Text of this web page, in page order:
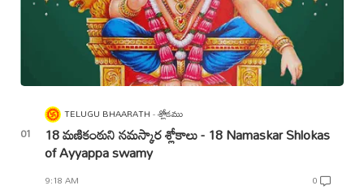
TELUGU BHAARATH శ్లోకము
18 మణికంఠుని నమస్కార శ్లోకాలు - 18 Namaskar Shlokas
of Ayyappa swamy
9:18 AM 0